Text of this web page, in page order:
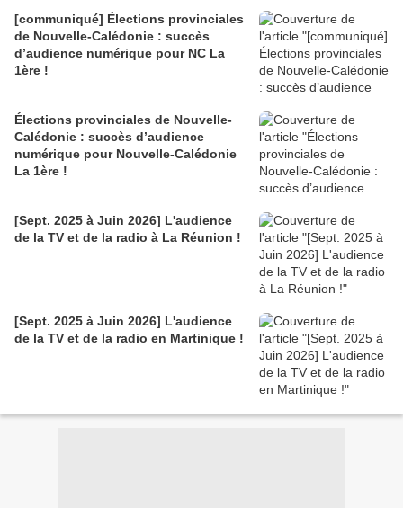
[communiqué] Élections provinciales
de Nouvelle-Calédonie : succès
d’audience numérique pour NC La
1ère !
Élections provinciales de Nouvelle-
Calédonie : succès d’audience
numérique pour Nouvelle-Calédonie
La 1ère !
[Sept. 2025 à Juin 2026] L'audience
de la TV et de la radio à La Réunion !
[Sept. 2025 à Juin 2026] L'audience
de la TV et de la radio en Martinique !